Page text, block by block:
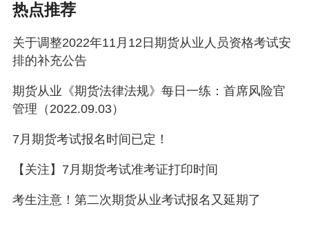
热点推荐
关于调整2022年11月12日期货从业人员资格考试安
排的补充公告
期货从业《期货法律法规》每日一练：首席风险官
管理（2022.09.03）
7月期货考试报名时间已定！
【关注】7月期货考试准考证打印时间
考生注意！第二次期货从业考试报名又延期了